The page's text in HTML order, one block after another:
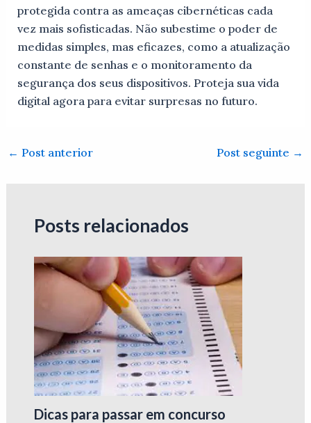
protegida contra as ameaças cibernéticas cada
vez mais sofisticadas. Não subestime o poder de
medidas simples, mas eficazes, como a atualização
constante de senhas e o monitoramento da
segurança dos seus dispositivos. Proteja sua vida
digital agora para evitar surpresas no futuro.
← Post anterior Post seguinte →
Posts relacionados
Dicas para passar em concurso